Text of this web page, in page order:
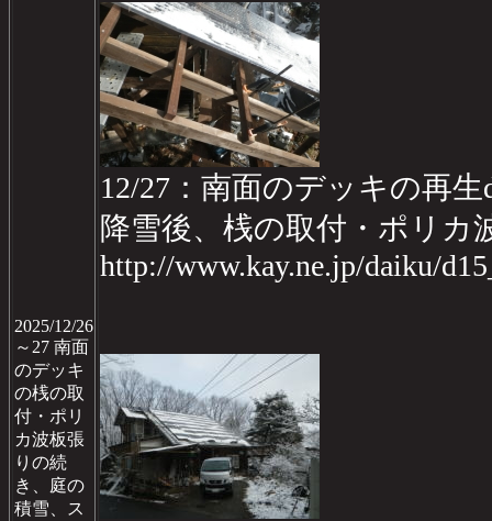
2025/12/26
～27 南面
のデッキ
の桟の取
付・ポリ
カ波板張
りの続
き、庭の
積雪、ス
12/27：南面のデッキの再生
降雪後、桟の取付・ポリカ
http://www.kay.ne.jp/daiku/